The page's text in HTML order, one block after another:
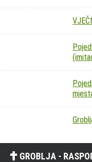
GROBLJA -